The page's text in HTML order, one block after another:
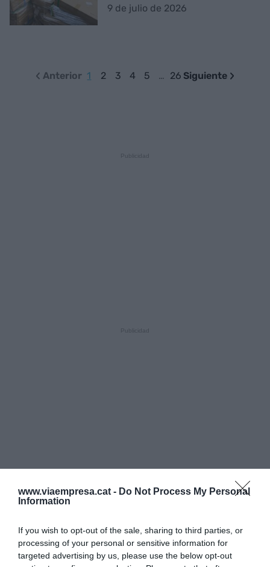
www.viaempresa.cat - Do Not Process My Personal
Information
If you wish to opt-out of the sale, sharing to third parties, or
processing of your personal or sensitive information for
targeted advertising by us, please use the below opt-out
9 de julio de 2026
Anterior 1 2 3 4 5 … 26 Siguiente